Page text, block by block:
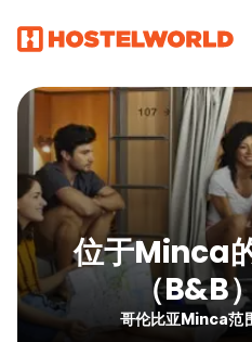
位于Minca
（B&B
哥伦比亚Minca范